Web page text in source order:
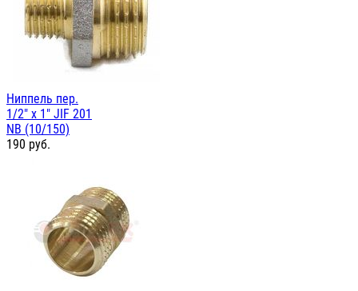
Ниппель пер.
1/2" х 1" JIF 201
NB (10/150)
190 руб.